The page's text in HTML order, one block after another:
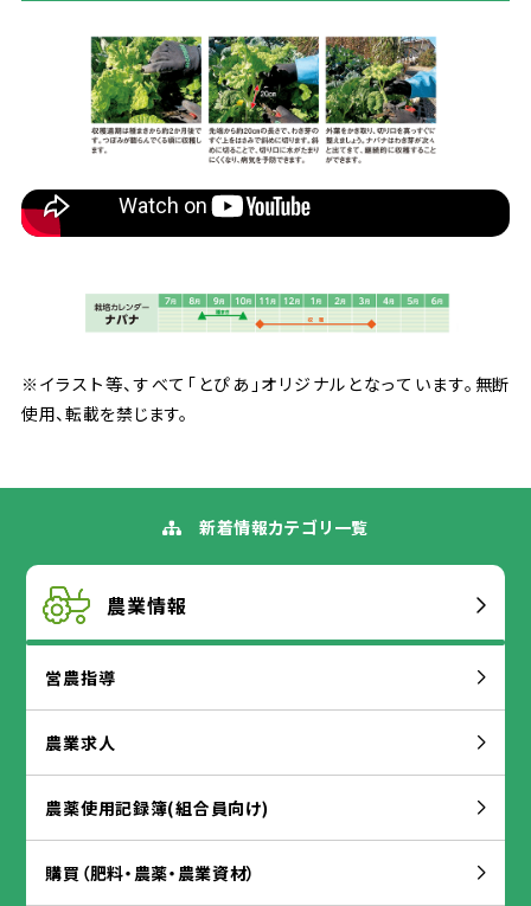
※イラスト等、すべて「とぴあ」オリジナルとなっています。 無断
使用、転載を禁じます。
新着情報カテゴリ 一覧
農業情報
営農指導
農業求人
農薬使用記録簿(組合 員向け)
購買 （肥料・ 農薬・ 農業資材）